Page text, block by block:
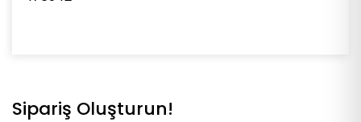
Sipariş Oluşturun!